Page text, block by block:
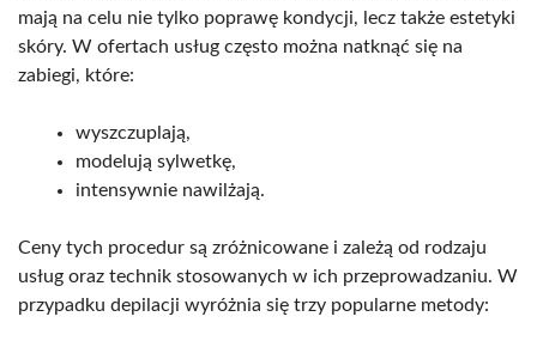
mają na celu nie tylko poprawę kondycji, lecz także estetyki
skóry. W ofertach usług często można natknąć się na
zabiegi, które:
wyszczuplają,
modelują sylwetkę,
intensywnie nawilżają.
Ceny tych procedur są zróżnicowane i zależą od rodzaju
usług oraz technik stosowanych w ich przeprowadzaniu. W
przypadku depilacji wyróżnia się trzy popularne metody: